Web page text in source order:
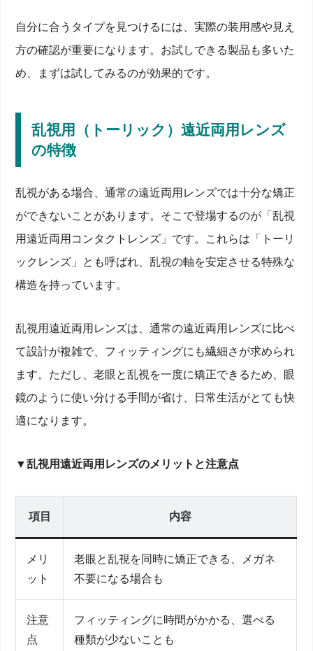
自分に合うタイプを見つけるには、実際の装用感や見え
方の確認が重要になります。お試しできる製品も多いた
め、まずは試してみるのが効果的です。
乱視用（トーリック）遠近両用レンズ
の特徴
乱視がある場合、通常の遠近両用レンズでは十分な矯正
ができないことがあります。そこで登場するのが「乱視
用遠近両用コンタクトレンズ」です。これらは「トーリ
ックレンズ」とも呼ばれ、乱視の軸を安定させる特殊な
構造を持っています。
乱視用遠近両用レンズは、通常の遠近両用レンズに比べ
て設計が複雑で、フィッティングにも繊細さが求められ
ます。ただし、老眼と乱視を一度に矯正できるため、眼
鏡のように使い分ける手間が省け、日常生活がとても快
適になります。
▼乱視用遠近両用レンズのメリットと注意点
項目 内容
メリ
ット
老眼と乱視を同時に矯正できる、メガネ
不要になる場合も
注意
点
フィッティングに時間がかかる、選べる
種類が少ないことも
老眼と乱視の両方に対応できるコンタクトレンズの種
遠近両用コンタクトレンズとは？基本の仕組みと種
乱視用（トーリック）遠近両用レンズの特徴
老眼と乱視用コンタクトレンズの選び方と注意点
眼科での検査が必須